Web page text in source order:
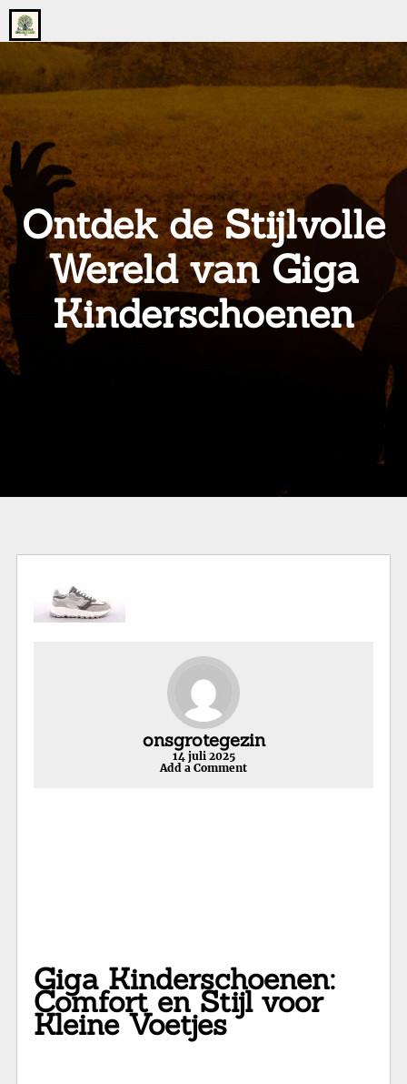
Go
to
home
page
onsgrotegezin.nl
Ontdek de Stijlvolle
Wereld van Giga
Kinderschoenen
onsgrotegezin
14 juli 2025
Add a Comment
Giga Kinderschoenen:
Comfort en Stijl voor
Kleine Voetjes